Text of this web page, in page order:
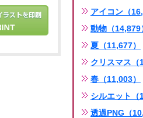
アイコン（
動物（14,879
夏（11,677）
クリスマス（
春（11,003）
シルエット（
透過PNG（